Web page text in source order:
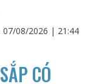
07/08/2026 | 21:44
CÓ